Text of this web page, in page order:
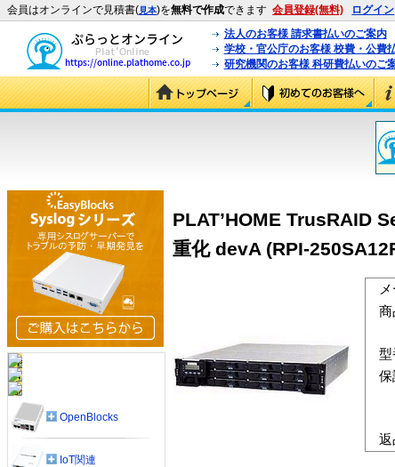
会員はオンラインで見積書(見本)を無料で作成できます 会員登録(無料) ログイン
法人のお客様 請求書払いのご案内
学校・官公庁のお客様 校費・公費
研究機関のお客様 科研費払いのご
PLAT’HOME TrusRAID
重化 devA (RPI-
商
型
保
返
OpenBlocks
IoT関連